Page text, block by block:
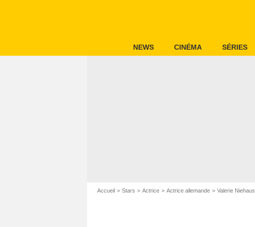
NEWS CINÉMA SÉRIES
Accueil Stars Actrice Actrice allemande Valerie Niehaus